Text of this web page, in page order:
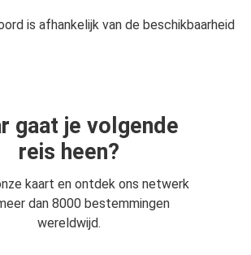
is afhankelijk van de beschikbaarheid
gaat je volgende
reis heen?
kaart en ontdek ons netwerk
dan 8000 bestemmingen
wereldwijd.